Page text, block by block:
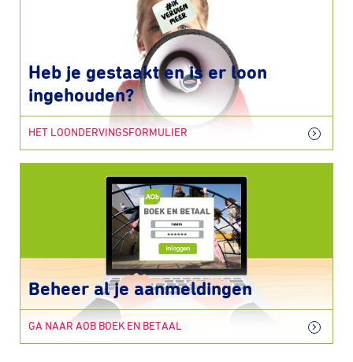
Heb je gestaakt en is er loon
ingehouden?
HET LOONDERVINGSFORMULIER
Beheer al je aanmeldingen
GA NAAR AOB BOEK EN BETAAL